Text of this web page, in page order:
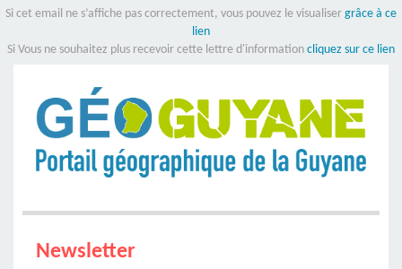
Si cet email ne s’affiche pas correctement, vous pouvez le visualiser grâce à ce
lien
Si Vous ne souhaitez plus recevoir cette lettre d'information cliquez sur ce lien
Newsletter